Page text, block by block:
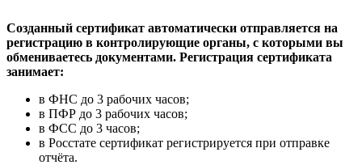
Созданный сертификат автоматически отправляется на
регистрацию в контролирующие органы, с которыми вы
обмениваетесь документами. Регистрация сертификата
занимает:
в ФНС до 3 рабочих часов;
в ПФР до 3 рабочих часов;
в ФСС до 3 часов;
в Росстате сертификат регистрируется при отправке
отчёта.